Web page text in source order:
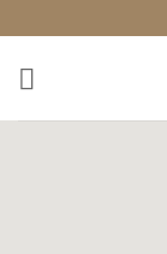
inhoud